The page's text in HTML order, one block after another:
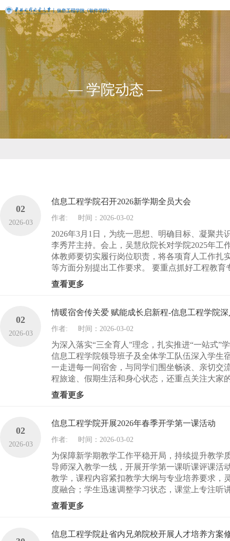
— 学院动态 —
02
2026-03
信息工程学院召开2026新学期全员大会
作者: 时间：2026-03-02
2026年3月1日，为统一思想、明确目标、凝聚
李秀芹主持。会上，吴慧欣院长对学院2025年工
体教师要切实履行岗位职责，将各项育人工作扎
等方面分别提出工作要求。 要重点抓好工程教
查看更多
02
2026-03
情暖宿舍传关爱 赋能成长启新程-信息工程学院
作者: 时间：2026-03-02
为深入落实“三全育人”理念，扎实推进“一站式”
信息工程学院领导班子及全体学工队伍深入学生
一走进每一间宿舍，与同学们围坐畅谈、亲切交
程旅途、假期生活和身心状态，还重点关注大家
查看更多
02
2026-03
信息工程学院开展2026年春季开学第一课活动
作者: 时间：2026-03-02
为保障新学期教学工作平稳开局，持续提升教学
导师深入教学一线，开展开学第一课听课评课活
教学，课程内容紧扣教学大纲与专业培养要求，
度融合；学生迅速调整学习状态，课堂上专注听
查看更多
信息工程学院赴省内兄弟院校开展人才培养方案